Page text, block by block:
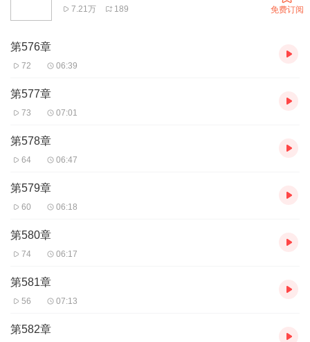
7.21万 189 免费订阅
第576章
72 06:39
第577章
73 07:01
第578章
64 06:47
第579章
60 06:18
第580章
74 06:17
第581章
56 07:13
第582章